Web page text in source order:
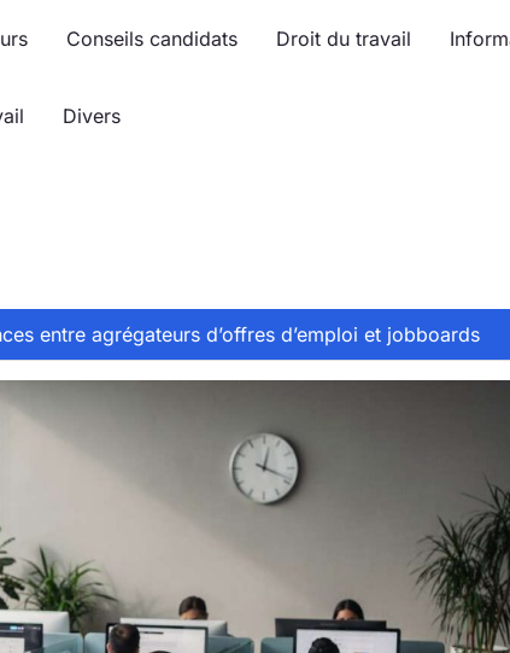
Conseils candidats Droit du travail
Divers
entre agrégateurs d’offres d’emploi et jobboards